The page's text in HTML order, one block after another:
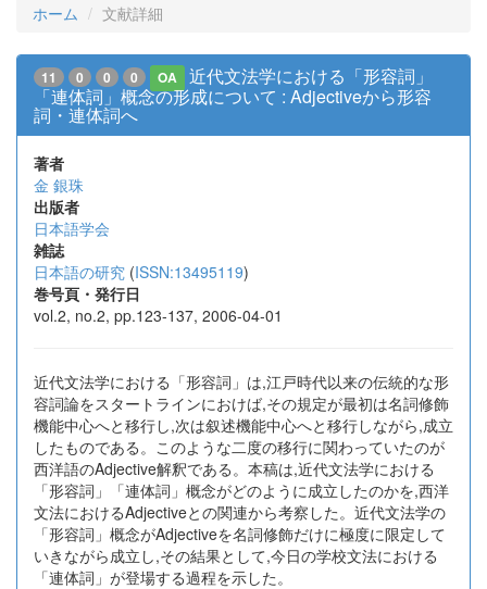
ホーム 文献詳細
11 0 0 0 OA
近代文法学における「形容詞」
「連体詞」概念の形成について : Adjectiveから形容
詞・連体詞へ
著者
金 銀珠
出版者
日本語学会
雑誌
日本語の研究 (ISSN:13495119)
巻号頁・発行日
vol.2, no.2, pp.123-137, 2006-04-01
近代文法学における「形容詞」は,江戸時代以来の伝統的な形
容詞論をスタートラインにおけば,その規定が最初は名詞修飾
機能中心へと移行し,次は叙述機能中心へと移行しながら,成立
したものである。このような二度の移行に関わっていたのが
西洋語のAdjective解釈である。本稿は,近代文法学における
「形容詞」「連体詞」概念がどのように成立したのかを,西洋
文法におけるAdjectiveとの関連から考察した。近代文法学の
「形容詞」概念がAdjectiveを名詞修飾だけに極度に限定して
いきながら成立し,その結果として,今日の学校文法における
「連体詞」が登場する過程を示した。